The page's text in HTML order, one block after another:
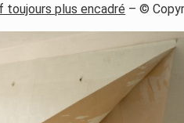
toujours plus encadré – ©